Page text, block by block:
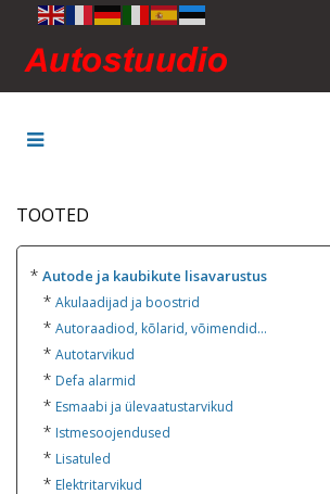
TOOTED
* Autode ja kaubikute lisavarustus
* Akulaadijad ja boostrid
* Autoraadiod, kõlarid, võimendid...
* Autotarvikud
* Defa alarmid
* Esmaabi ja ülevaatustarvikud
* Istmesoojendused
* Lisatuled
* Elektritarvikud